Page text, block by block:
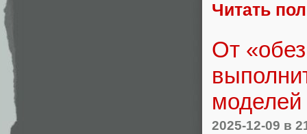
Читать
От
моделей
2025-12-09 в